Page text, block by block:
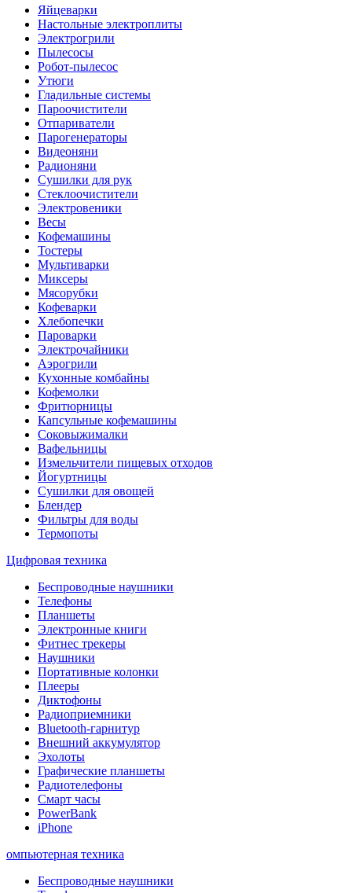
Яйцеварки
Настольные электроплиты
Электрогрили
Пылесосы
Робот-пылесос
Утюги
Гладильные системы
Пароочистители
Отпариватели
Парогенераторы
Видеоняни
Радионяни
Сушилки для рук
Стеклоочистители
Электровеники
Весы
Кофемашины
Тостеры
Мультиварки
Миксеры
Мясорубки
Кофеварки
Хлебопечки
Пароварки
Электрочайники
Аэрогрили
Кухонные комбайны
Кофемолки
Фритюрницы
Капсульные кофемашины
Соковыжималки
Вафельницы
Измельчители пищевых отходов
Йогуртницы
Сушилки для овощей
Блендер
Фильтры для воды
Термопоты
Цифровая техника
Беспроводные наушники
Телефоны
Планшеты
Электронные книги
Фитнес трекеры
Наушники
Портативные колонки
Плееры
Диктофоны
Радиоприемники
Bluetooth-гарнитур
Внешний аккумулятор
Эхолоты
Графические планшеты
Радиотелефоны
Смарт часы
PowerBank
iPhone
омпьютерная техника
Беспроводные наушники